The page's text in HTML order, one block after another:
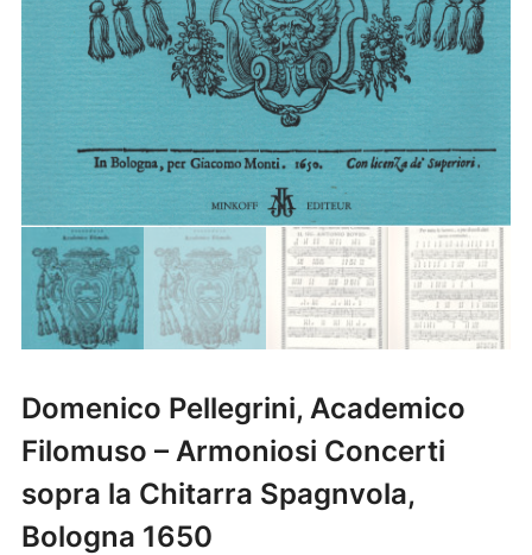
Domenico Pellegrini, Academico
Filomuso – Armoniosi Concerti
sopra la Chitarra Spagnvola,
Bologna 1650